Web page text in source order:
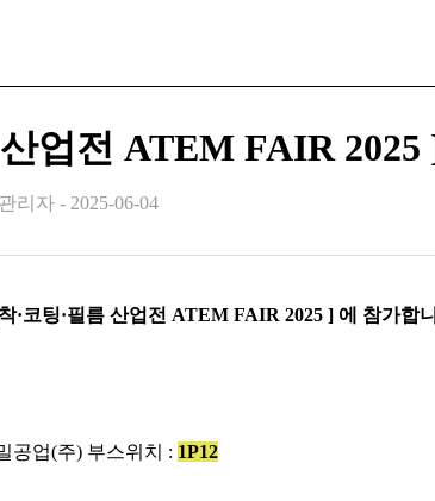
업전 ATEM FAIR
관리자 - 2025-06-04
·코팅·필름 산업전 ATEM FAIR 2025 ] 에 참가합
공업(주) 부스위치 : 1P12